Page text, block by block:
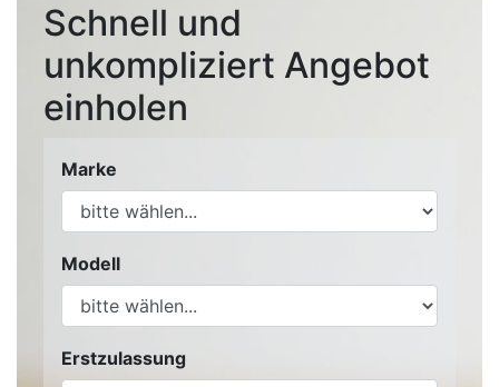
Schnell und
unkompliziert Angebot
einholen
Marke
Modell
Erstzulassung